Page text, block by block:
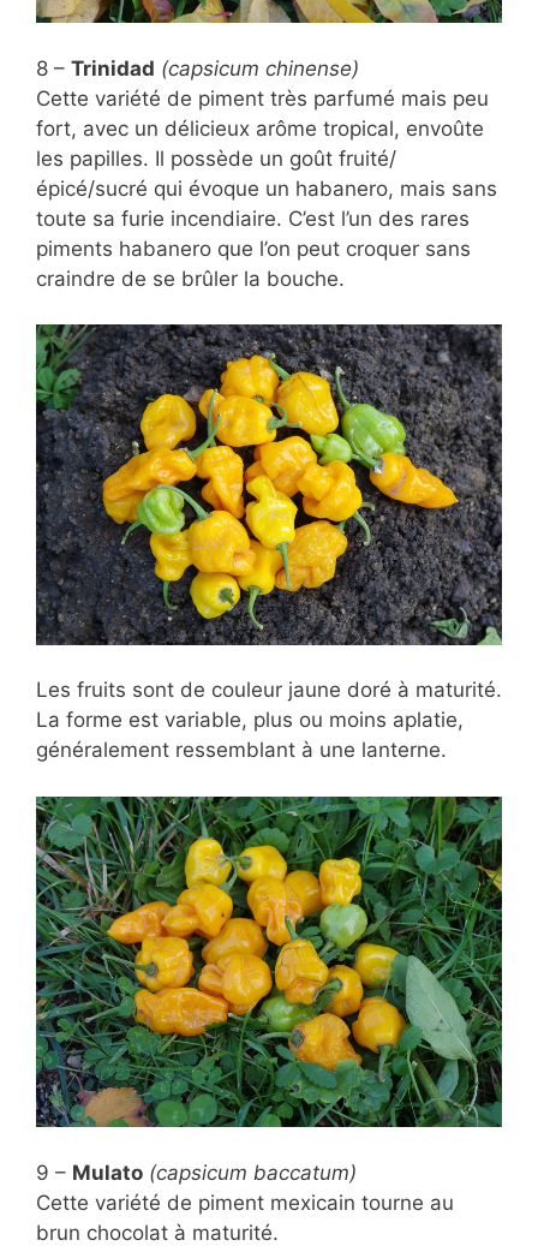
8 – Trinidad (capsicum chinense)
Cette variété de piment très parfumé mais peu
fort, avec un délicieux arôme tropical, envoûte
les papilles. Il possède un goût fruité/
épicé/sucré qui évoque un habanero, mais sans
toute sa furie incendiaire. C’est l’un des rares
piments habanero que l’on peut croquer sans
craindre de se brûler la bouche.
Les fruits sont de couleur jaune doré à maturité.
La forme est variable, plus ou moins aplatie,
généralement ressemblant à une lanterne.
9 – Mulato (capsicum baccatum)
Cette variété de piment mexicain tourne au
brun chocolat à maturité.